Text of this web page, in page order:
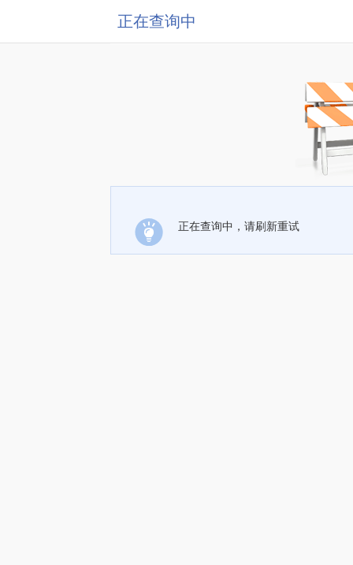
正在查询中
正在查询中，请刷新重试